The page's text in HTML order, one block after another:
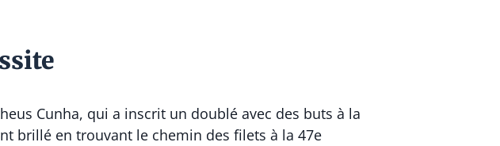
Cunha, qui a inscrit un doublé avec des buts à la
brillé en trouvant le chemin des filets à la 47e